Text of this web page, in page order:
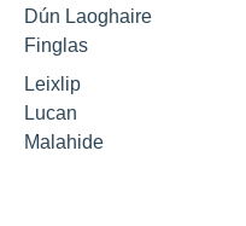
Dún Laoghaire
Finglas
Leixlip
Lucan
Malahide